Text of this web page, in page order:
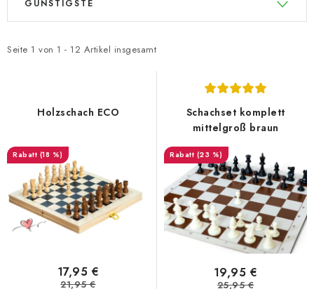
t
P
r
o
d
u
Seite 1 von 1 - 12 Artikel insgesamt
d
o
r
t
i
e
GÜNSTIGSTE
Holzschach ECO
(18 %)
17,95 €
21,95 €
Schachset komplett
mittelgroß braun
(23 %)
19,95 €
25,95 €